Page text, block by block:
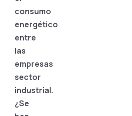
consumo
energético
entre
las
empresas
sector
industrial.
¿Se